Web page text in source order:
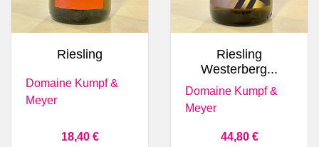
Riesling
Domaine Kumpf &
Meyer
Prix
18,40 €
Riesling
Westerberg...
Domaine Kumpf &
Meyer
Prix
44,80 €